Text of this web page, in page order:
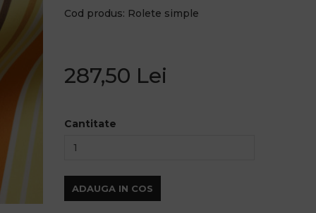
Cod produs: Rolete simple
287,50 Lei
Cantitate
ADAUGA IN COS